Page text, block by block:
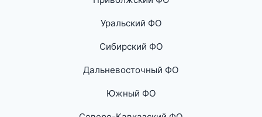
Уральский ФО
Сибирский ФО
Дальневосточный ФО
Южный ФО